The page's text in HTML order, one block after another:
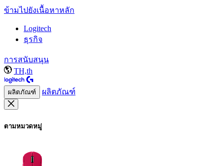
ข้ามไปยังเนื้อหาหลัก
Logitech
ธุรกิจ
การสนับสนุน
TH,th
ผลิตภัณฑ์ ผลิตภัณฑ์
ตามหมวดหมู่